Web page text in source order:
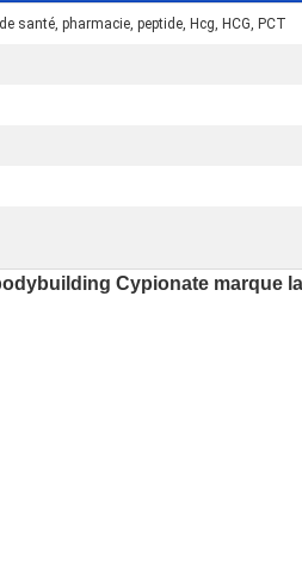
santé, pharmacie, peptide, Hcg, HCG, PCT
Cypionate marque